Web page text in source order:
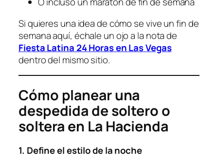
Si quieres una idea de cómo se vive un fin de
semana aquí, échale un ojo a la nota de
Fiesta Latina 24 Horas en Las Vegas
dentro del mismo sitio.
Cómo planear una
despedida de soltero o
soltera en La Hacienda
1. Define el estilo de la noche